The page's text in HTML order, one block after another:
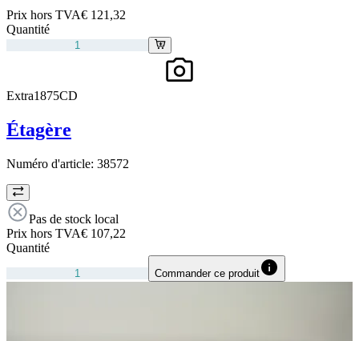
Prix hors TVA€ 121,32
Quantité
Extra1875CD
Étagère
Numéro d'article: 38572
Pas de stock local
Prix hors TVA€ 107,22
Quantité
Commander ce produit